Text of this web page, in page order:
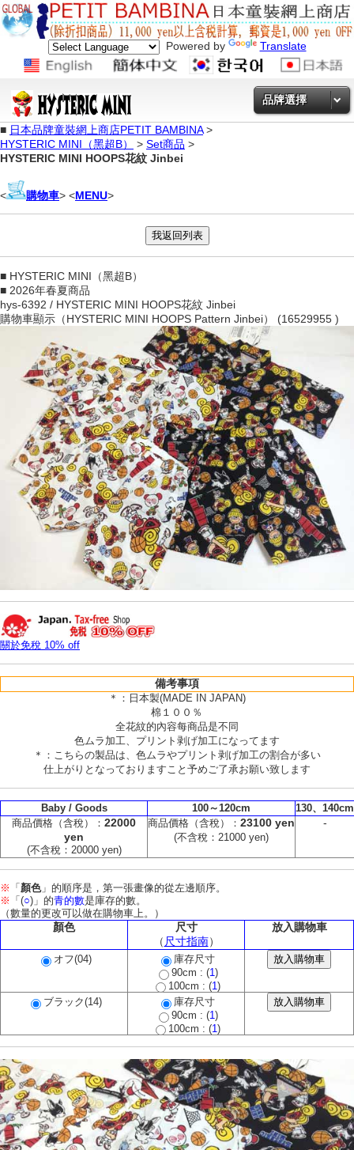
Powered by Translate
品牌選擇
■ 日本品牌童裝網上商店PETIT BAMBINA>
HYSTERIC MINI（黑超B）
> Set商品 >
HYSTERIC MINI HOOPS花紋 Jinbei
< 購物車> <MENU>
■ HYSTERIC MINI（黑超B）
■ 2026年春夏商品
hys-6392 / HYSTERIC MINI HOOPS花紋 Jinbei
購物車顯示（HYSTERIC MINI HOOPS Pattern Jinbei） (16529955 )
關於免稅 10% off
備考事項
＊：日本製(MADE IN JAPAN)
棉１００％
全花紋的內容每商品是不同
色ムラ加工、プリント剥げ加工になってます
＊：こちらの製品は、色ムラやプリント剥げ加工の割合が多い
仕上がりとなっておりますこと予めご了承お願い致します
Baby / Goods 100～120cm
130、140cm
商品價格（含稅）： 22000
yen
(不含稅：20000 yen)
商品價格（含稅）： 23100 yen
(不含稅：21000 yen)
-
※ 「 顏色」的順序是，第一張畫像的從左邊順序。
※ 「(○)」的青的數是庫存的數。
（數量的更改可以做在購物車上。）
顏色
尺寸
（ 尺寸指南）
放入購物車
オフ(04)
庫存尺寸
90cm : (1)
100cm : (1 )
ブラック(14)
庫存尺寸
90cm : (1)
100cm : (1 )